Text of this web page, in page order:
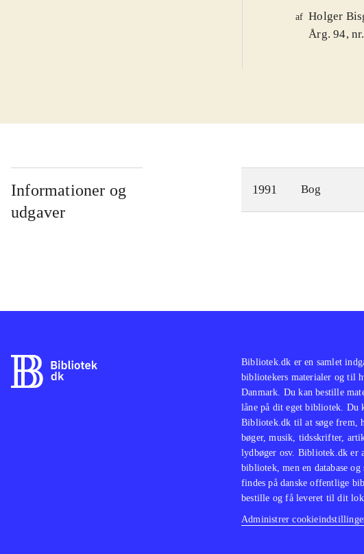
af Holger
Årg. 94,
Informationer og
udgaver
1991 Bog
Bibliotek.dk er en samlet
bibliotekers materialer og til
Danmark. Du kan bestille
låne på dit eget bibliotek. Du
Bibliotek.dk til at søge frem,
bøger, musik, tidsskrifter,
lydbøger osv. Bibliotek.dk er
bibliotek, men en database
findes på danske offentlige
bestille og få leveret til dit
Administrer